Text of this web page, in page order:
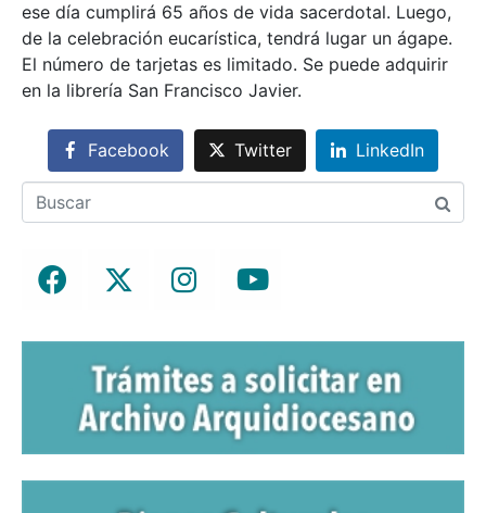
ese día cumplirá 65 años de vida sacerdotal. Luego,
de la celebración eucarística, tendrá lugar un ágape.
El número de tarjetas es limitado. Se puede adquirir
en la librería San Francisco Javier.
Facebook Twitter LinkedIn